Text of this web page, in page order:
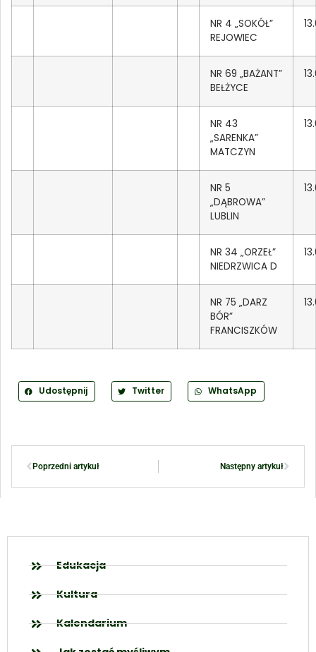
NR 4 „SOKÓŁ”
REJOWIEC
NR 69 „BAŻANT”
BEŁŻYCE
NR 43
„SARENKA”
MATCZYN
NR 5
„DĄBROWA”
LUBLIN
NR 34 „ORZEŁ”
NIEDRZWICA D
NR 75 „DARZ
BÓR”
FRANCISZKÓW
Udostępnij Twitter WhatsApp
Poprzedni artykuł Następny artykuł
Edukacja
Kultura
Kalendarium